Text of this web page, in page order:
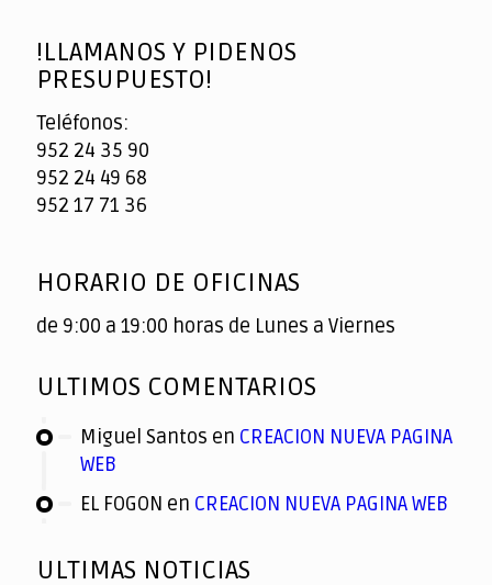
!LLAMANOS Y PIDENOS
PRESUPUESTO!
Teléfonos:
952 24 35 90
952 24 49 68
952 17 71 36
HORARIO DE OFICINAS
de 9:00 a 19:00 horas de Lunes a Viernes
ULTIMOS COMENTARIOS
Miguel Santos en CREACION NUEVA PAGINA
WEB
EL FOGON en CREACION NUEVA PAGINA WEB
ULTIMAS NOTICIAS